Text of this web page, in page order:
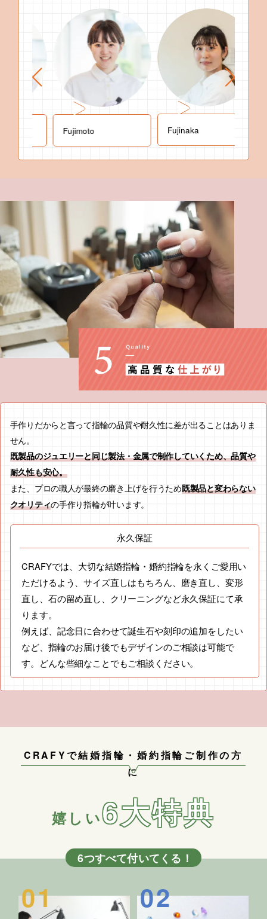
Fujimoto Fujinaka
手作りだからと言って指輪の品質や耐久性に差が出ることはありま
せん。
既製品のジュエリーと同じ製法・金属で制作していくため、品質や
耐久性も安心。
また、プロの職人が最終の磨き上げを行うため既製品と変わらない
クオリティの手作り指輪が叶います。
永久保証
CRAFYでは、大切な結婚指輪・婚約指輪を永くご愛用い
ただけるよう、サイズ直しはもちろん、磨き直し、変形
直し、石の留め直し、クリーニングなど永久保証にて承
ります。
例えば、記念日に合わせて誕生石や刻印の追加をしたい
など、指輪のお届け後でもデザインのご相談は可能で
す。どんな些細なことでもご相談ください。
CRAFYで結婚指輪・婚約指輪ご制作の方
に
嬉しい6大特典
6つすべて付いてくる！
01 02